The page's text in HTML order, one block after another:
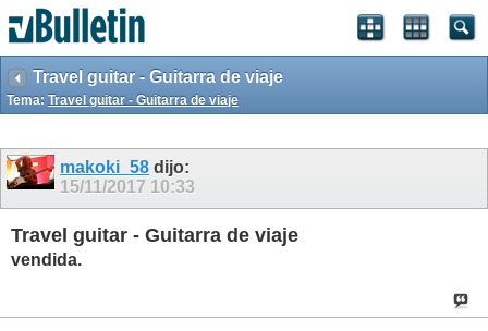
Travel guitar - Guitarra de viaje
Tema: Travel guitar - Guitarra de viaje
makoki_58 dijo:
15/11/2017 10:33
Travel guitar - Guitarra de viaje
vendida.